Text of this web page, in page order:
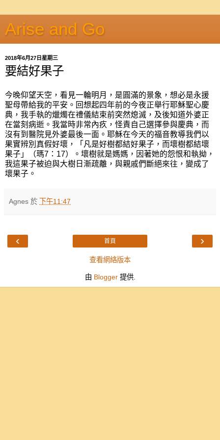
Arise and Go
2018年6月27日星期三
要結好果子
今晚仰望天空，看見一輪明月，是圓滿的景象，想必是永援
聖母帶給我的平安。回想起四年前的今夜正舉行耶穌聖心慶
典，我手執的爉燭在禮儀結束前突然熄滅，及後知道外婆正
在當刻病逝。我當時非常內疚，怪責自己選擇參與慶典，而
沒有到醫院見外婆最後一面。耶穌在今天的福音教導我們以
果實辨別真假好壞，「凡是好樹都結好果子，而壞樹都結壞
果子」（瑪7：17）。壞樹就是媽媽，因著她的怨恨和執拗，
我這果子被迫與大樹日漸疏離，與親戚們斷絕來往，變成了
壞果子。
Agnes 於 下午11:47
‹ ›
首頁
查看網絡版本
由 Blogger提供.